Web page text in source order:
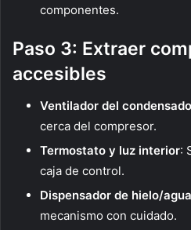
componentes.
Paso 3: Extraer
accesibles
Ventilador del
cerca del compresor.
Termostato y luz interior:
caja de control.
Dispensador de hielo/agua
mecanismo con cuidado.